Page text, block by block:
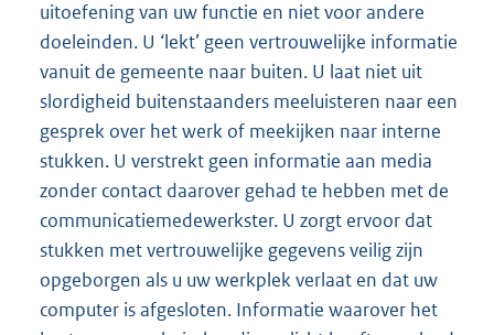
uitoefening van uw functie en niet voor andere
doeleinden. U ‘lekt’ geen vertrouwelijke informatie
vanuit de gemeente naar buiten. U laat niet uit
slordigheid buitenstaanders meeluisteren naar een
gesprek over het werk of meekijken naar interne
stukken. U verstrekt geen informatie aan media
zonder contact daarover gehad te hebben met de
communicatiemedewerkster. U zorgt ervoor dat
stukken met vertrouwelijke gegevens veilig zijn
opgeborgen als u uw werkplek verlaat en dat uw
computer is afgesloten. Informatie waarover het